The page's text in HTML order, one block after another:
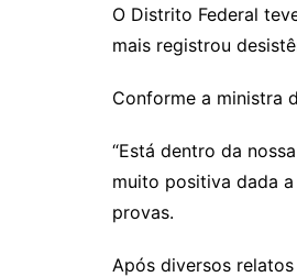
O Distrito Federal
mais registrou
Conforme a ministra
“Está dentro da
muito positiva dada
provas.
Após diversos